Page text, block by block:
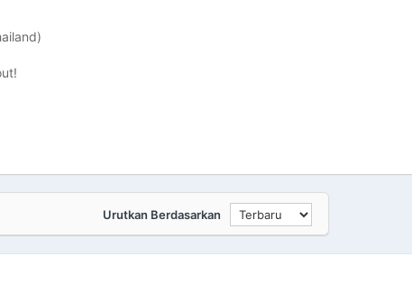
Urutkan Berdasarkan